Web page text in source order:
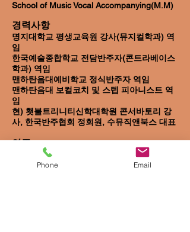
School of Music Vocal Accompanying(M.M)
경력사항
명지대학교 평생교육원 강사(뮤지컬학과) 역
임
한국예술종합학교 전담반주자(콘트라베이스
학과) 역임
맨하탄음대예비학교 정식반주자 역임
맨하탄음대 보컬코치 및 스텝 피아니스트 역
임
현) 횃불트리니티신학대학원 콘서바토리 강
사, 한국반주협회 정회원, 수뮤직앤북스 대표
연주
예술의 전당 (리사이틀홀 , IBK 연주홀 ), 일신
홀, 영산아트홀, KBS 홀,
Phone Email